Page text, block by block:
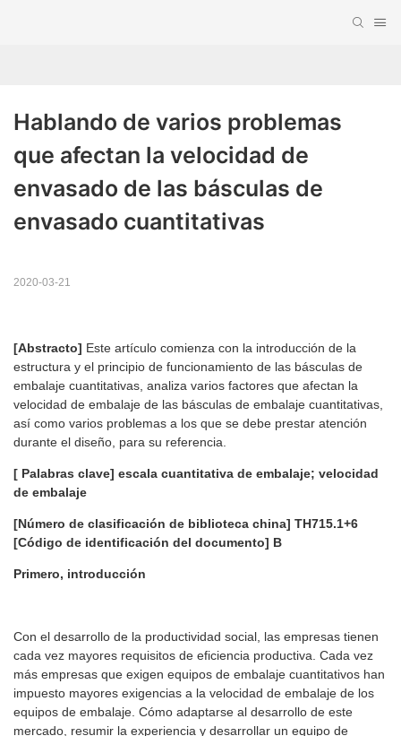
Hablando de varios problemas
que afectan la velocidad de
envasado de las básculas de
envasado cuantitativas
2020-03-21
[Abstracto] Este artículo comienza con la introducción de la
estructura y el principio de funcionamiento de las básculas de
embalaje cuantitativas, analiza varios factores que afectan la
velocidad de embalaje de las básculas de embalaje cuantitativas,
así como varios problemas a los que se debe prestar atención
durante el diseño, para su referencia.
[ Palabras clave] escala cuantitativa de embalaje; velocidad
de embalaje
[Número de clasificación de biblioteca china] TH715.1+6
[Código de identificación del documento] B
Primero, introducción
Con el desarrollo de la productividad social, las empresas tienen
cada vez mayores requisitos de eficiencia productiva. Cada vez
más empresas que exigen equipos de embalaje cuantitativos han
impuesto mayores exigencias a la velocidad de embalaje de los
equipos de embalaje. Cómo adaptarse al desarrollo de este
mercado, resumir la experiencia y desarrollar un equipo de